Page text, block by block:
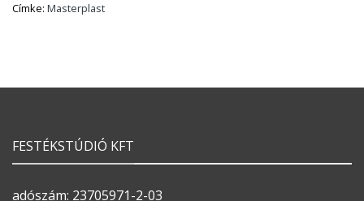
Címke: Masterplast
FESTÉKSTÚDIÓ KFT
adószám: 23705971-2-03